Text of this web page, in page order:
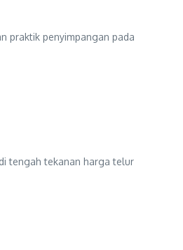
praktik penyimpangan pada
tengah tekanan harga telur